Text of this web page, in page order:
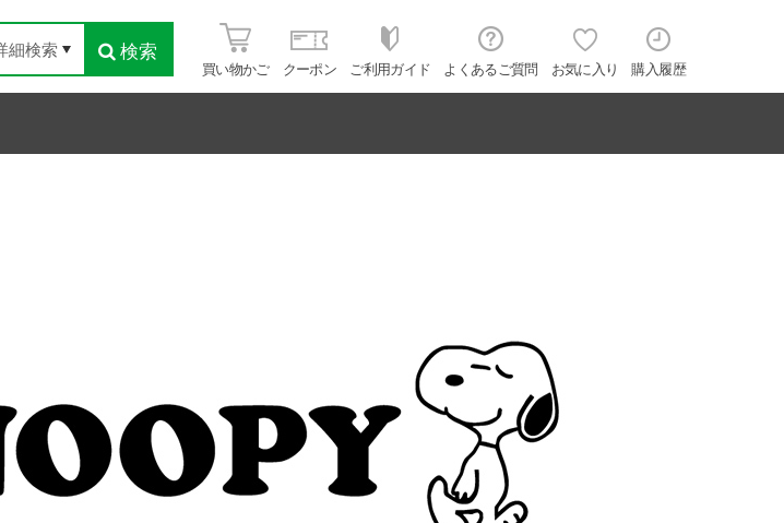
検索
細検索
買い物かご クーポン ご利用ガイド よくあるご質問 お気に入り 購入履歴